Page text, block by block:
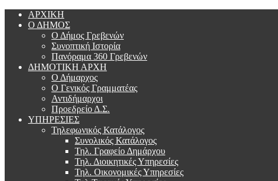
ΑΡΧΙΚΗ
Ο ΔΗΜΟΣ
Ο Δήμος Γρεβενών
Συνοπτική Ιστορία
Πανόραμα 360 Γρεβενών
ΔΗΜΟΤΙΚΗ ΑΡΧΗ
Ο Δήμαρχος
Ο Γενικός Γραμματέας
Αντιδήμαρχοι
Προεδρείο Δ.Σ.
ΥΠΗΡΕΣΙΕΣ
Τηλεφωνικός Κατάλογος
Συνολικός Κατάλογος
Τηλ. Γραφείο Δημάρχου
Τηλ. Διοικητικές Υπηρεσίες
Τηλ. Οικονομικές Υπηρεσίες